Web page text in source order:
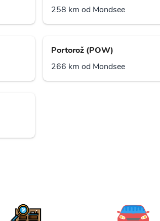
258 km od Mondsee
Portorož (POW)
266 km od Mondsee